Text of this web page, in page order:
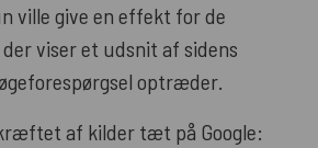
ville give en effekt for de
viser et udsnit af sidens
optræder.
af kilder tæt på Google: